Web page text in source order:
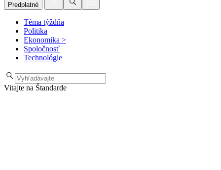
Predplatné
Téma týždňa
Politika
Ekonomika >
Spoločnosť
Technológie
Vitajte na Štandarde